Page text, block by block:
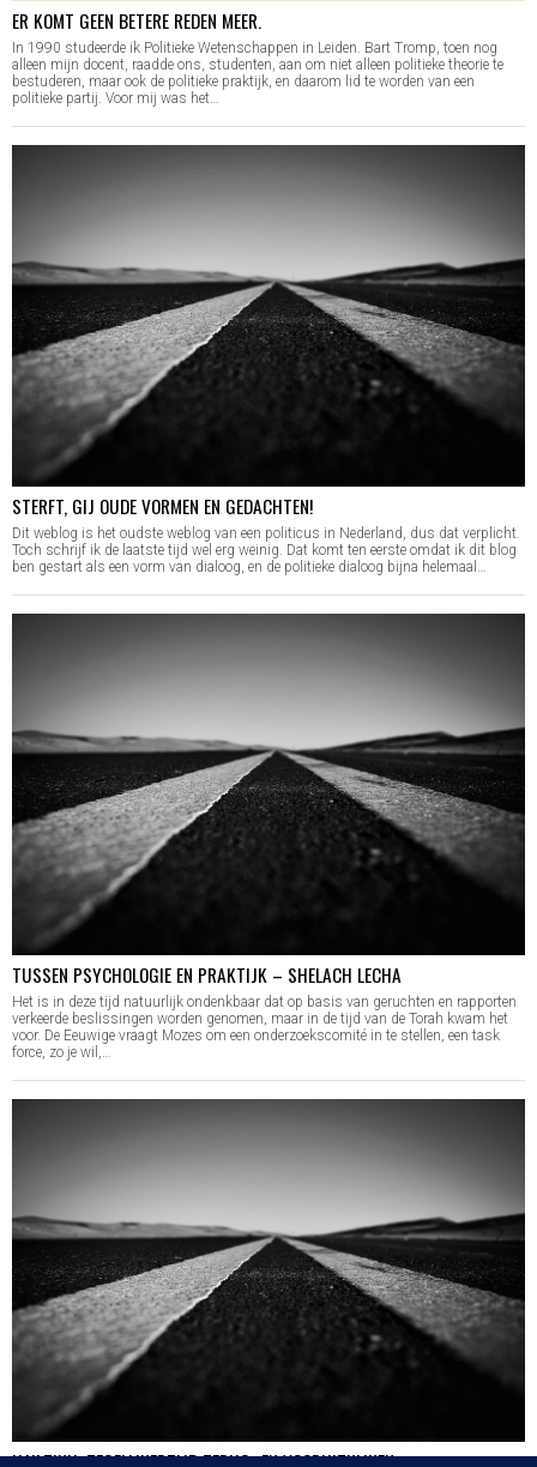
ER KOMT GEEN BETERE REDEN MEER.
In 1990 studeerde ik Politieke Wetenschappen in Leiden. Bart Tromp, toen nog
alleen mijn docent, raadde ons, studenten, aan om niet alleen politieke theorie te
bestuderen, maar ook de politieke praktijk, en daarom lid te worden van een
politieke partij. Voor mij was het…
STERFT, GIJ OUDE VORMEN EN GEDACHTEN!
Dit weblog is het oudste weblog van een politicus in Nederland, dus dat verplicht.
Toch schrijf ik de laatste tijd wel erg weinig. Dat komt ten eerste omdat ik dit blog
ben gestart als een vorm van dialoog, en de politieke dialoog bijna helemaal…
TUSSEN PSYCHOLOGIE EN PRAKTIJK – SHELACH LECHA
Het is in deze tijd natuurlijk ondenkbaar dat op basis van geruchten en rapporten
verkeerde beslissingen worden genomen, maar in de tijd van de Torah kwam het
voor. De Eeuwige vraagt Mozes om een onderzoekscomité in te stellen, een task
force, zo je wil,…
HA’AZINU: TEGELIJKERTIJD TERUG- EN VOORUITKIJKEN